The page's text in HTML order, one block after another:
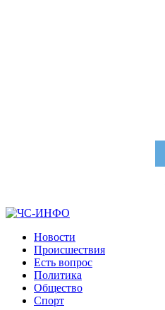
Новости
Происшествия
Есть вопрос
Политика
Общество
Спорт